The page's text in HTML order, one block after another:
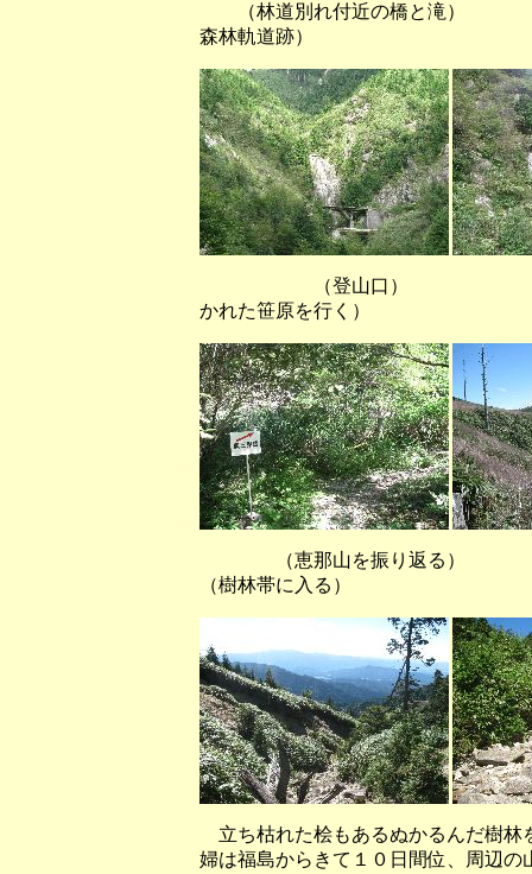
（林道別れ付近の橋と滝） （
森林軌道跡）
（登山口） （県境
かれた笹原を行く）
（恵那山を振り
（樹林帯に入る）
立ち枯れた桧もあるぬかるんだ樹林
婦は福島からきて１０日間位、周辺